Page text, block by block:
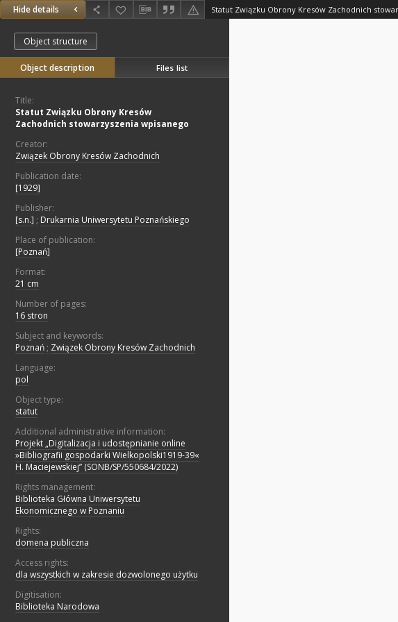
Hide details
Object structure
Object description Files list
Title:
Statut Związku Obrony Kresów
Zachodnich stowarzyszenia wpisanego
Creator:
Związek Obrony Kresów Zachodnich
Publication date:
[1929]
Publisher:
[s.n.] ; Drukarnia Uniwersytetu Poznańskiego
Place of publication:
[Poznań]
Format:
21 cm
Number of pages:
16 stron
Subject and keywords:
Poznań ; Związek Obrony Kresów Zachodnich
Language:
pol
Object type:
statut
Additional administrative information:
Projekt „Digitalizacja i udostępnianie online
»Bibliografii gospodarki Wielkopolski1919-39«
H. Maciejewskiej” (SONB/SP/550684/2022)
Rights management:
Biblioteka Główna Uniwersytetu
Ekonomicznego w Poznaniu
Rights:
domena publiczna
Access rights:
dla wszystkich w zakresie dozwolonego użytku
Digitisation:
Biblioteka Narodowa